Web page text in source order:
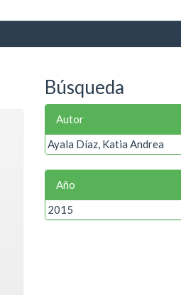
Búsqueda
Autor
Ayala Díaz, Katia Andrea
Año
2015